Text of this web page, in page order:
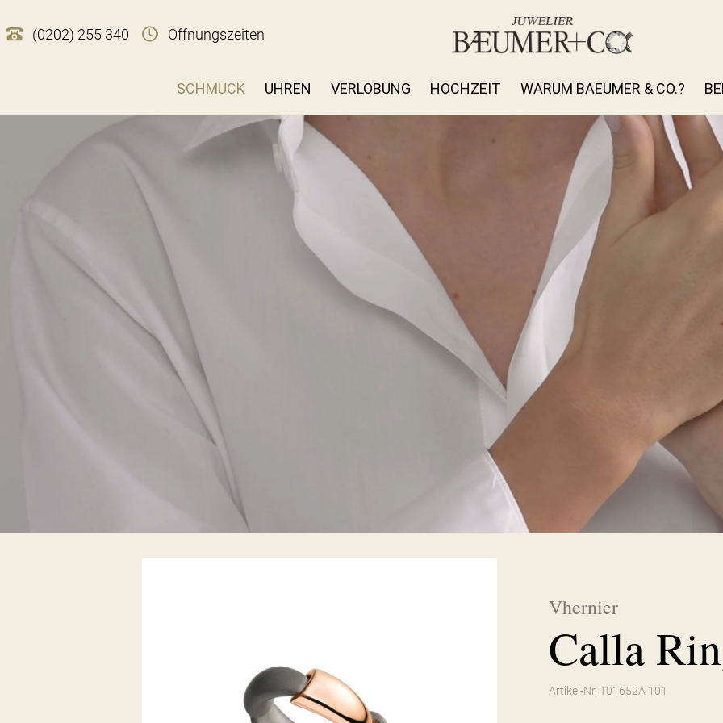
(0202) 255 340 Öffnungszeiten
SCHMUCK UHREN VERLOBUNG HOCHZEIT WARUM BAEUMER & CO.?
Vhernier
Calla
Artikel-Nr. T01652A 101